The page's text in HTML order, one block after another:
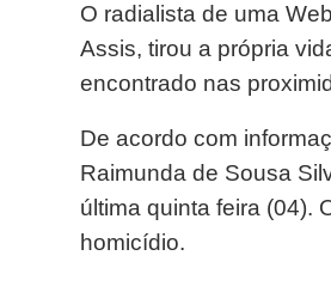
O radialista de uma
Assis, tirou a própria
encontrado nas
De acordo com
Raimunda de Sousa
última quinta feira (04).
homicídio.